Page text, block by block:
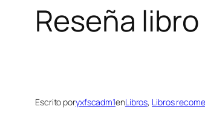
Reseña
Escrito poryxfscadm1enLibros, Libros